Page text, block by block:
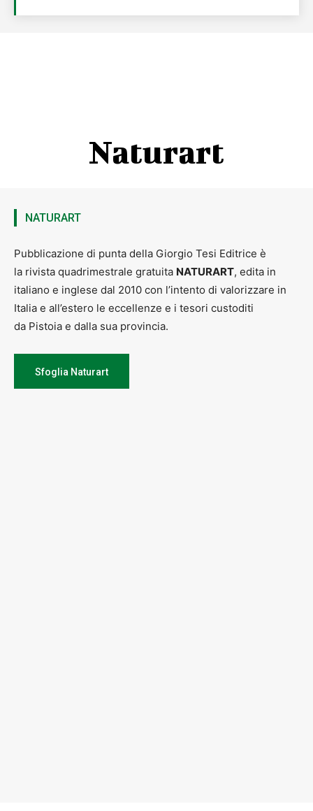
Naturart
NATURART
Pubblicazione di punta della Giorgio Tesi Editrice è
la rivista quadrimestrale gratuita NATURART, edita in
italiano e inglese dal 2010 con l’intento di valorizzare in
Italia e all’estero le eccellenze e i tesori custoditi
da Pistoia e dalla sua provincia.
Sfoglia Naturart